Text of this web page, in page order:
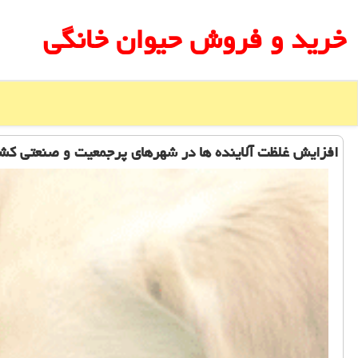
خرید و فروش حیوان خانگی
افزایش غلظت آلاینده ها در شهرهای پرجمعیت و صنعتی